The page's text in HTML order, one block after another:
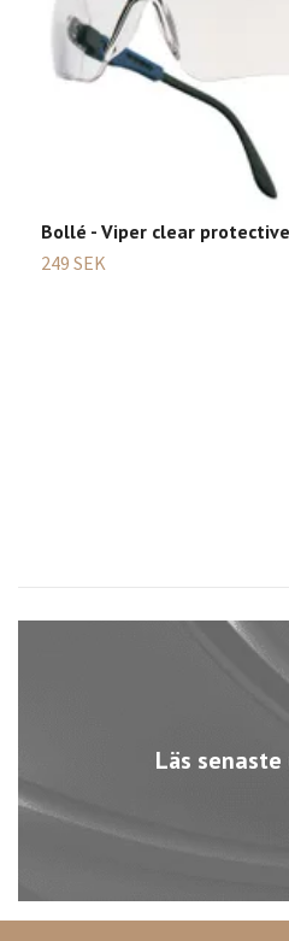
Läs
Bollé - Viper clear
249 SEK